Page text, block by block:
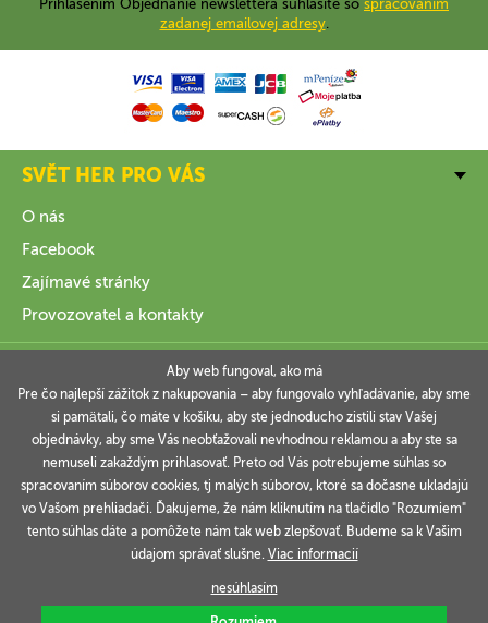
Prihlásením Objednanie newslettera súhlasíte so spracovaním
zadanej emailovej adresy.
SVĚT HER PRO VÁS
O nás
Facebook
Zajímavé stránky
Provozovatel a kontakty
INFORMACE
VAŠE OBJEDNÁVKY
Technicky zajišťujeSimplia.cz.
Aby web fungoval, ako má
Pre čo najlepší zážitok z nakupovania – aby fungovalo vyhľadávanie, aby sme
si pamätali, čo máte v košíku, aby ste jednoducho zistili stav Vašej
objednávky, aby sme Vás neobťažovali nevhodnou reklamou a aby ste sa
nemuseli zakaždým prihlasovať. Preto od Vás potrebujeme súhlas so
spracovaním súborov cookies, tj malých súborov, ktoré sa dočasne ukladajú
vo Vašom prehliadači. Ďakujeme, že nám kliknutím na tlačidlo "Rozumiem"
tento súhlas dáte a pomôžete nám tak web zlepšovať. Budeme sa k Vašim
údajom správať slušne. Viac informacií
nesúhlasím